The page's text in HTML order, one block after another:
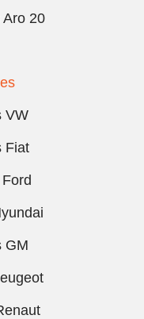
Aro 20
VW
Fiat
GM